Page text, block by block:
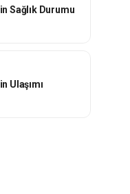
Sağlık Durumu
Ulaşımı